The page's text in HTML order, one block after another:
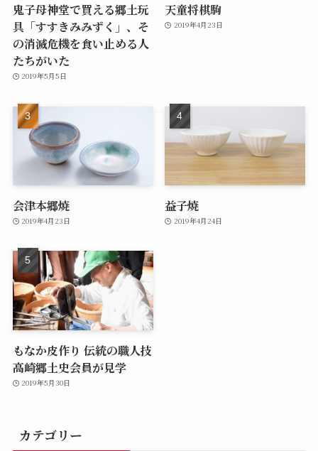
鬼子母神堂で買える郷土玩
具「すすきみみずく」、そ
の消滅危機を食い止める人
たちがいた
2019年5月5日
天童将棋駒
2019年4月23日
会津本郷焼
2019年4月23日
益子焼
2019年4月24日
もなか皮作り 伝統の職人技
高崎郷土史会員が見学
2019年5月30日
カテゴリー